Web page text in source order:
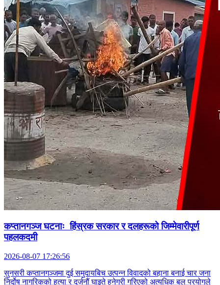
कप्तानगञ्ज घटनाः हिंस्रक सरकार र दलहरूको जिम्मेवारीपूर्ण
पहलकदमी
2026-08-07 17:26:56
सुनसरी कप्तानगञ्जमा दुई समुदायबिच उत्पन्न विवादको बहाना बनाई चार जना
निर्दोष नागरिकको हत्या र दर्जनौं घाइते हुनेगरी गरिएको अत्यधिक बल प्रयोगले